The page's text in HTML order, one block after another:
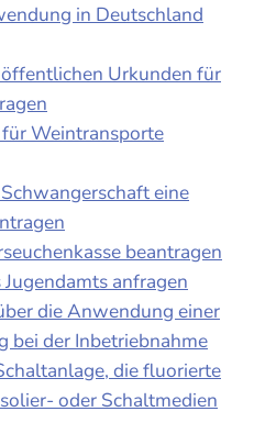
in Deutschland
Urkunden für
Weintransporte
eine
beantragen
anfragen
die Anwendung einer
bei der Inbetriebnahme
die fluorierte
oder Schaltmedien